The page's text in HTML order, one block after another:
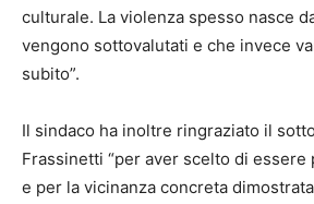
culturale. La violenza spesso nasce
vengono sottovalutati e che invece
subito”.
Il sindaco ha inoltre ringraziato il
Frassinetti “per aver scelto di essere
e per la vicinanza concreta